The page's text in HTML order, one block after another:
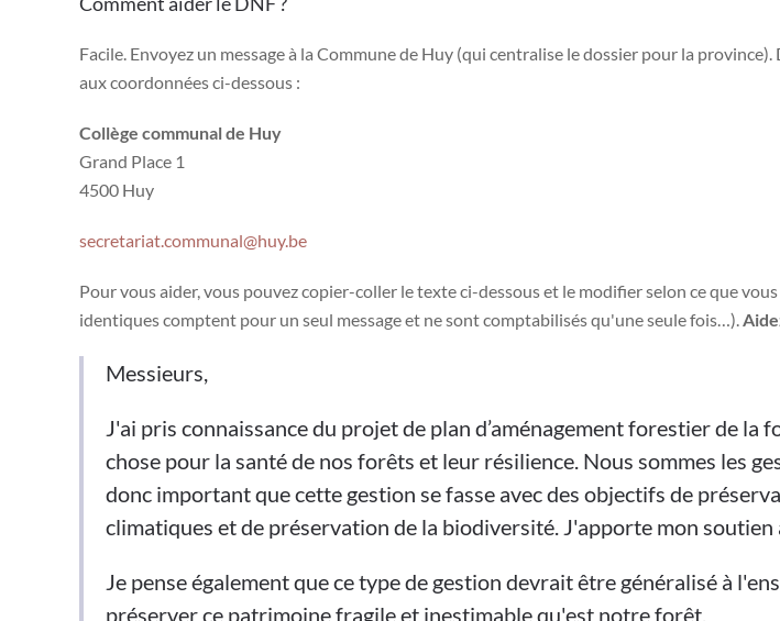
Facile. Envoyez un message à la Commune de Huy (qui centralise le dossier pour la
aux coordonnées ci-dessous :
Collège communal de Huy
Grand Place 1
4500 Huy
secretariat.communal@huy.be
Pour vous aider, vous pouvez copier-coller le texte ci-dessous et le modifier selon ce que
identiques comptent pour un seul message et ne sont comptabilisés qu'une seule fois…).
Messieurs,
J'ai pris connaissance du projet de plan d’aménagement forestier de la
chose pour la santé de nos forêts et leur résilience. Nous sommes les
donc important que cette gestion se fasse avec des objectifs de
climatiques et de préservation de la biodiversité. J'apporte mon soutien
Je pense également que ce type de gestion devrait être généralisé à
préserver ce patrimoine fragile et inestimable qu'est notre forêt.